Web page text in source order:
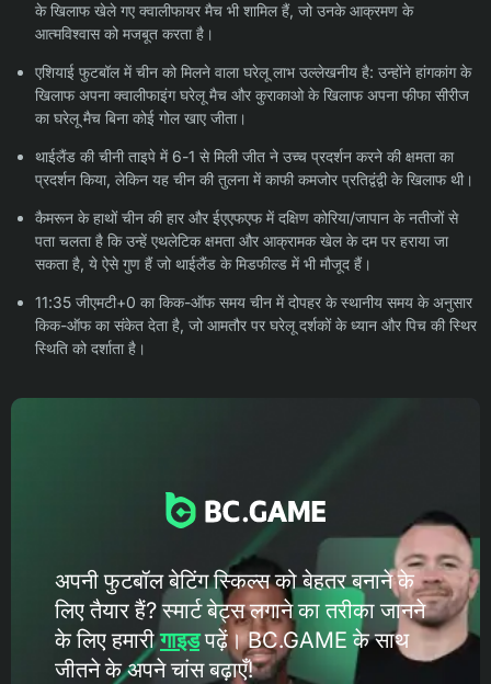
के खिलाफ खेले गए क्वालीफायर मैच भी शामिल हैं, जो उनके आक्रमण के
आत्मविश्वास को मजबूत करता है।
एशियाई फुटबॉल में चीन को मिलने वाला घरेलू लाभ उल्लेखनीय है: उन्होंने हांगकांग के
खिलाफ अपना क्वालीफाइंग घरेलू मैच और कुराकाओ के खिलाफ अपना फीफा सीरीज
का घरेलू मैच बिना कोई गोल खाए जीता।
थाईलैंड की चीनी ताइपे में 6-1 से मिली जीत ने उच्च प्रदर्शन करने की क्षमता का
प्रदर्शन किया, लेकिन यह चीन की तुलना में काफी कमजोर प्रतिद्वंद्वी के खिलाफ थी।
कैमरून के हाथों चीन की हार और ईएएफएफ में दक्षिण कोरिया/जापान के नतीजों से
पता चलता है कि उन्हें एथलेटिक क्षमता और आक्रामक खेल के दम पर हराया जा
सकता है, ये ऐसे गुण हैं जो थाईलैंड के मिडफील्ड में भी मौजूद हैं।
11:35 जीएमटी+0 का किक-ऑफ समय चीन में दोपहर के स्थानीय समय के अनुसार
किक-ऑफ का संकेत देता है, जो आमतौर पर घरेलू दर्शकों के ध्यान और पिच की स्थिर
स्थिति को दर्शाता है।
अपनी फुटबॉल बेटिंग स्किल्स को बेहतर बनाने के
लिए तैयार हैं? स्मार्ट बेट्स लगाने का तरीका जानने
के लिए हमारीगाइडपढ़ें। BC.GAME के ​​साथ
जीतने के अपने चांस बढ़ाएँ!